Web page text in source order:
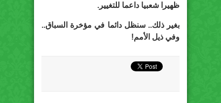
ظهيرا شعبيا داعما للتغيير.
بغير ذلك.. سنظل دائما في مؤخرة السباق..
وفي ذيل الأمم!